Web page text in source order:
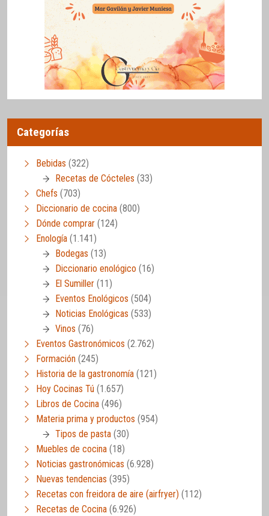
Categorías
Bebidas (322)
Recetas de Cócteles (33)
Chefs (703)
Diccionario de cocina (800)
Dónde comprar (124)
Enología (1.141)
Bodegas (13)
Diccionario enológico (16)
El Sumiller (11)
Eventos Enológicos (504)
Noticias Enológicas (533)
Vinos (76)
Eventos Gastronómicos (2.762)
Formación (245)
Historia de la gastronomía (121)
Hoy Cocinas Tú (1.657)
Libros de Cocina (496)
Materia prima y productos (954)
Tipos de pasta (30)
Muebles de cocina (18)
Noticias gastronómicas (6.928)
Nuevas tendencias (395)
Recetas con freidora de aire (airfryer) (112)
Recetas de Cocina (6.926)